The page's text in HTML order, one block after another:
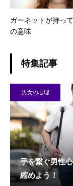
ガーネットが持っ
の意味
特集記事
男女の心理
手を繋ぐ男性
縮めよう！